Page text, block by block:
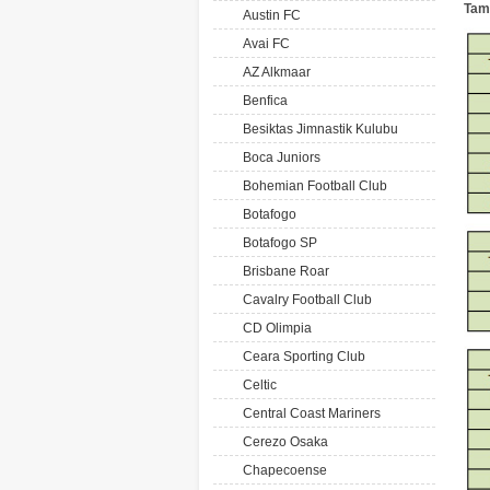
Austin FC
Avai FC
AZ Alkmaar
Benfica
Besiktas Jimnastik Kulubu
Boca Juniors
Bohemian Football Club
Botafogo
Botafogo SP
Brisbane Roar
Cavalry Football Club
CD Olimpia
Ceara Sporting Club
Celtic
Central Coast Mariners
Cerezo Osaka
Chapecoense